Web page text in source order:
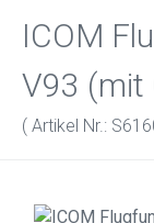
ICOM
V93 (mit
( Artikel Nr.:
Bildergalerie